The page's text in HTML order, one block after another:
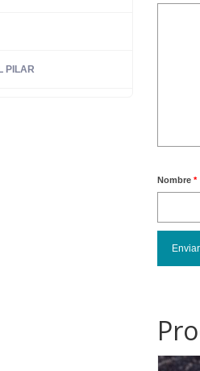
Nombre *
PILAR